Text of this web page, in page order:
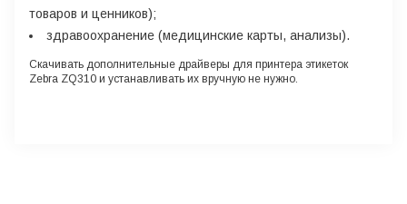
товаров и ценников);
здравоохранение (медицинские карты, анализы).
Скачивать дополнительные драйверы для принтера этикеток
Zebra ZQ310 и устанавливать их вручную не нужно.